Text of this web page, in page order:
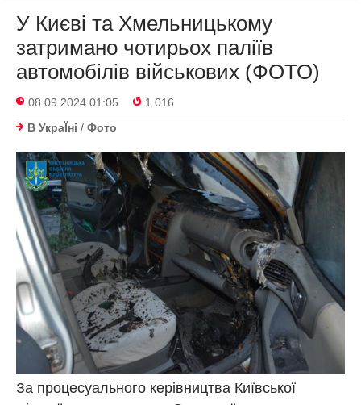
У Києві та Хмельницькому
затримано чотирьох паліїв
автомобілів військових (ФОТО)
08.09.2024 01:05
1 016
В УкраЇнi / Фото
За процесуального керівництва Київської